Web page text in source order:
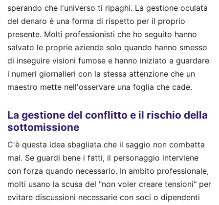
sperando che l'universo ti ripaghi. La gestione oculata
del denaro è una forma di rispetto per il proprio
presente. Molti professionisti che ho seguito hanno
salvato le proprie aziende solo quando hanno smesso
di inseguire visioni fumose e hanno iniziato a guardare
i numeri giornalieri con la stessa attenzione che un
maestro mette nell'osservare una foglia che cade.
La gestione del conflitto e il rischio della
sottomissione
C'è questa idea sbagliata che il saggio non combatta
mai. Se guardi bene i fatti, il personaggio interviene
con forza quando necessario. In ambito professionale,
molti usano la scusa del "non voler creare tensioni" per
evitare discussioni necessarie con soci o dipendenti